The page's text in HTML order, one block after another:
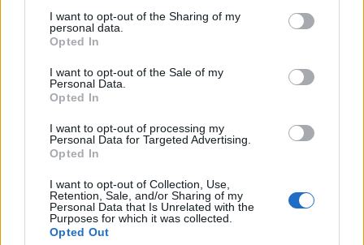
not limited to your visit or usage behaviour. You may click to
grant or deny consent to Google and its third-party tags to
use your data for below specified purposes in below Google
consent section.
I want to opt-out of the Sharing of my
personal data.
Opted In
I want to opt-out of the Sale of my
Personal Data.
Opted In
I want to opt-out of processing my
Personal Data for Targeted Advertising.
Opted In
I want to opt-out of Collection, Use,
Retention, Sale, and/or Sharing of my
Personal Data that Is Unrelated with the
Purposes for which it was collected.
Opted Out
Cloud e cybersecurity: come ottenere i voucher fino a
20.000 euro
Linda Pellegrini · 8 Ago 2026